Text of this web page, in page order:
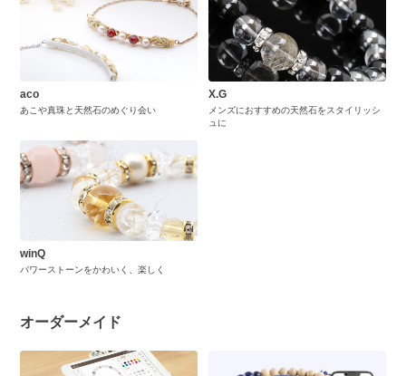
aco
あこや真珠と天然石のめぐり会い
X.G
メンズにおすすめの天然石をスタイリッシ
ュに
winQ
パワーストーンをかわいく、楽しく
オーダーメイド